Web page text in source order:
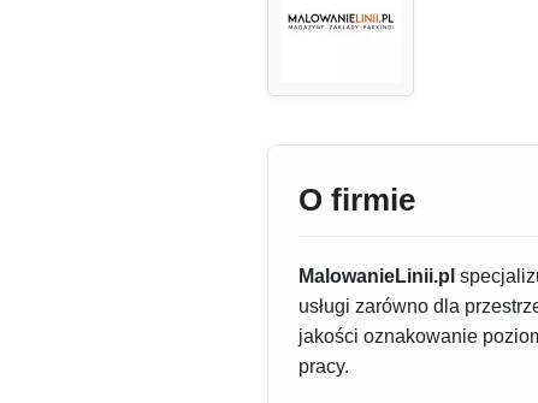
O firmie
MalowanieLinii.pl
usługi zarówno dla
jakości oznakowanie
pracy.